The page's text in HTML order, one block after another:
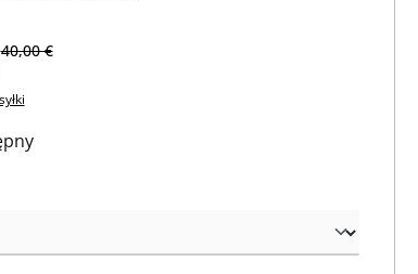
40,00 €